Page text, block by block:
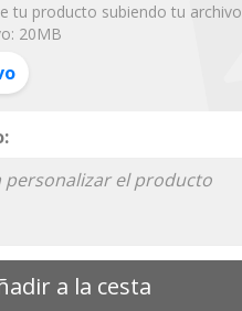
tu producto subiendo tu archivo
20MB
a la cesta